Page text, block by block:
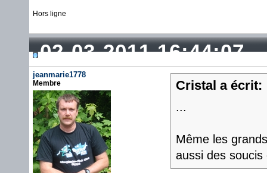
Hors ligne
02-03-2011 16:44:07
jeanmarie1778
Membre Cristal a écrit:
...
Même les
aussi des